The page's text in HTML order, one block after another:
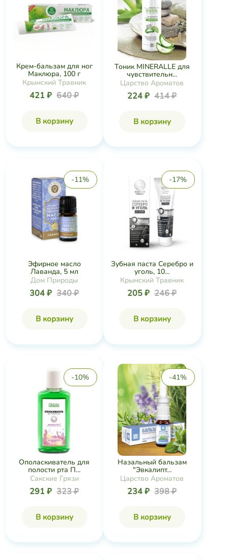
Крем-бальзам для ног
Маклюра, 100 г
Крымский Травник
421 ₽ 640 ₽
В корзину
Тоник MINERALLE для
чувствительн...
Царство Ароматов
224 ₽ 414 ₽
В корзину
-11%
Эфирное масло
Лаванда, 5 мл
Дом Природы
304 ₽ 340 ₽
В корзину
-17%
Зубная паста Серебро и
уголь, 10...
Крымский Травник
205 ₽ 246 ₽
В корзину
-10%
Ополаскиватель для
полости рта П...
Сакские Грязи
291 ₽ 323 ₽
В корзину
-41%
Назальный бальзам
"Эвкалипт...
Царство Ароматов
234 ₽ 398 ₽
В корзину